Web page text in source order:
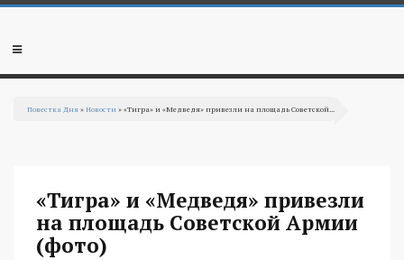
Перейти к основному содержанию
Мобильное
Повестка Дня »Новости » «Тигра» и «Медведя» привезли на площадь Советской...
«Тигра» и «Медведя» привезли
на площадь Советской Армии
(фото)